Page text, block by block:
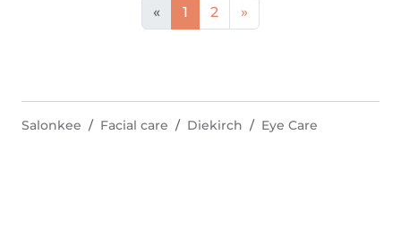
« 1 2 »
Salonkee Facial care Diekirch Eye Care